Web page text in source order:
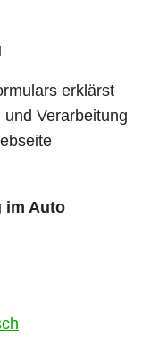
erklärst
Verarbeitung
im Auto